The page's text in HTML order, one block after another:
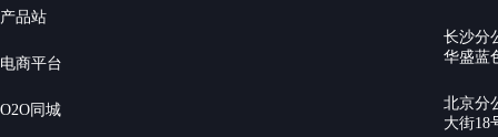
产品站
电商平台
O2O同城
长沙分
华盛蓝
北京分
大街18